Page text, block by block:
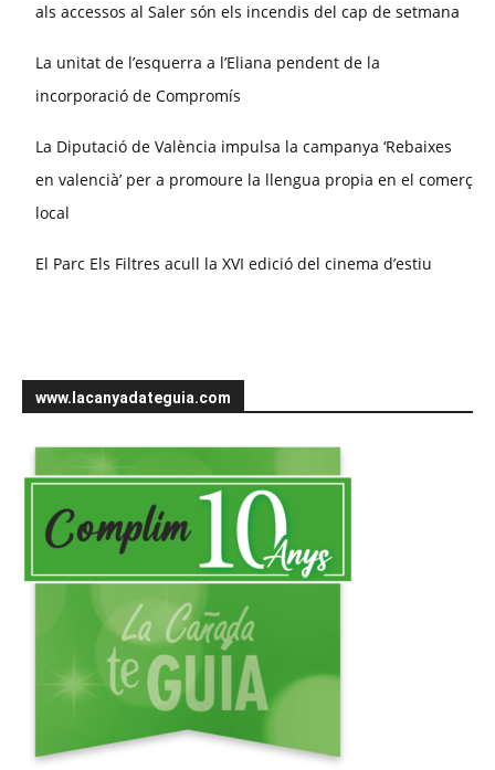
als accessos al Saler són els incendis del cap de setmana
La unitat de l’esquerra a l’Eliana pendent de la
incorporació de Compromís
La Diputació de València impulsa la campanya ‘Rebaixes
en valencià’ per a promoure la llengua propia en el comerç
local
El Parc Els Filtres acull la XVI edició del cinema d’estiu
www.lacanyadateguia.com